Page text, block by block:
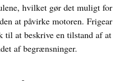
hvilket gør det muligt for
at påvirke motoren. Frigear
til at beskrive en tilstand af at
af begrænsninger.